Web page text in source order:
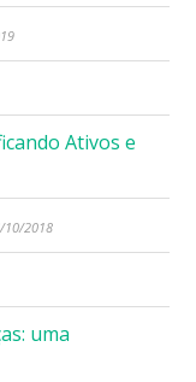
Ativos e
10/2018
uma